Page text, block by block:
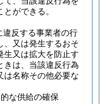
ができる。
違反する事業者の行
、又は発生するおそ
生又は拡大を防止す
きは、当該違反行為
は名称その他必要な
な供給の確保